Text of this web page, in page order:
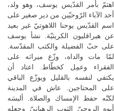
اهتمّ بأمر القدّيس يوسف، وهو ولد،
أحد الآباء الرّوحيّين من دير صغير على
اسم القدّيس يوحنا اللاهوتيّ غير بعيد
عن هيراقليون الكريتيّة. نشأ يوسف
على حبّ الفضيلة والكتب المقدّسة.
لمّا مات والداه، وزّع ميراثه على
الفقراء وعمِل كخطّاط. اعتاد أن
يكتفي لنفسه بالقليل ويوزّع الباقي
على المحتاجين. عاش في المدينة
لكنّه حفظ الإمساك والصلاة. ألبسَه
أبوه الروحيّ الثوب الرهبانيّ وجعله